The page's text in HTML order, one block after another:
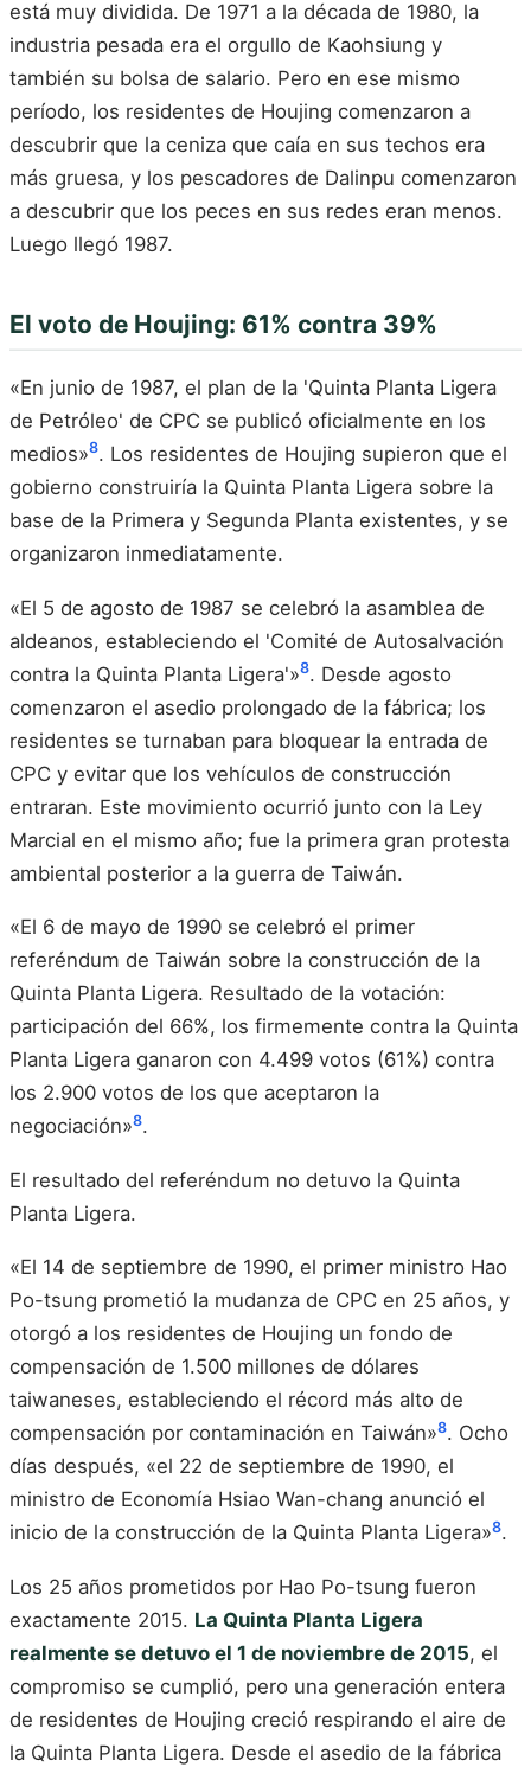
está muy dividida. De 1971 a la década de 1980, la
industria pesada era el orgullo de Kaohsiung y
también su bolsa de salario. Pero en ese mismo
período, los residentes de Houjing comenzaron a
descubrir que la ceniza que caía en sus techos era
más gruesa, y los pescadores de Dalinpu comenzaron
a descubrir que los peces en sus redes eran menos.
Luego llegó 1987.
El voto de Houjing: 61% contra 39%
«En junio de 1987, el plan de la 'Quinta Planta Ligera
de Petróleo' de CPC se publicó oficialmente en los
medios»8. Los residentes de Houjing supieron que el
gobierno construiría la Quinta Planta Ligera sobre la
base de la Primera y Segunda Planta existentes, y se
organizaron inmediatamente.
«El 5 de agosto de 1987 se celebró la asamblea de
aldeanos, estableciendo el 'Comité de Autosalvación
contra la Quinta Planta Ligera'»8. Desde agosto
comenzaron el asedio prolongado de la fábrica; los
residentes se turnaban para bloquear la entrada de
CPC y evitar que los vehículos de construcción
entraran. Este movimiento ocurrió junto con la Ley
Marcial en el mismo año; fue la primera gran protesta
ambiental posterior a la guerra de Taiwán.
«El 6 de mayo de 1990 se celebró el primer
referéndum de Taiwán sobre la construcción de la
Quinta Planta Ligera. Resultado de la votación:
participación del 66%, los firmemente contra la Quinta
Planta Ligera ganaron con 4.499 votos (61%) contra
los 2.900 votos de los que aceptaron la
negociación»8.
El resultado del referéndum no detuvo la Quinta
Planta Ligera.
«El 14 de septiembre de 1990, el primer ministro Hao
Po-tsung prometió la mudanza de CPC en 25 años, y
otorgó a los residentes de Houjing un fondo de
compensación de 1.500 millones de dólares
taiwaneses, estableciendo el récord más alto de
compensación por contaminación en Taiwán»8. Ocho
días después, «el 22 de septiembre de 1990, el
ministro de Economía Hsiao Wan-chang anunció el
inicio de la construcción de la Quinta Planta Ligera»8.
Los 25 años prometidos por Hao Po-tsung fueron
exactamente 2015. La Quinta Planta Ligera
realmente se detuvo el 1 de noviembre de 2015, el
compromiso se cumplió, pero una generación entera
de residentes de Houjing creció respirando el aire de
la Quinta Planta Ligera. Desde el asedio de la fábrica